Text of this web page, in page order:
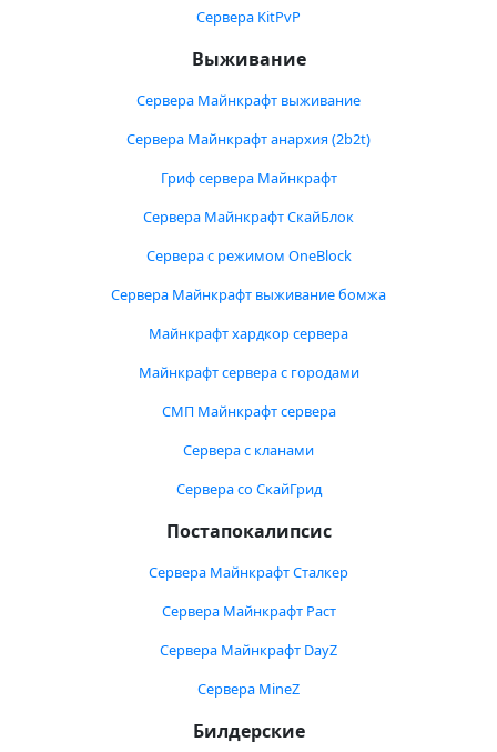
Сервера KitPvP
Выживание
Сервера Майнкрафт выживание
Сервера Майнкрафт анархия (2b2t)
Гриф сервера Майнкрафт
Сервера Майнкрафт СкайБлок
Сервера с режимом OneBlock
Сервера Майнкрафт выживание бомжа
Майнкрафт хардкор сервера
Майнкрафт сервера с городами
СМП Майнкрафт сервера
Сервера с кланами
Сервера со СкайГрид
Постапокалипсис
Сервера Майнкрафт Сталкер
Сервера Майнкрафт Раст
Сервера Майнкрафт DayZ
Сервера MineZ
Билдерские